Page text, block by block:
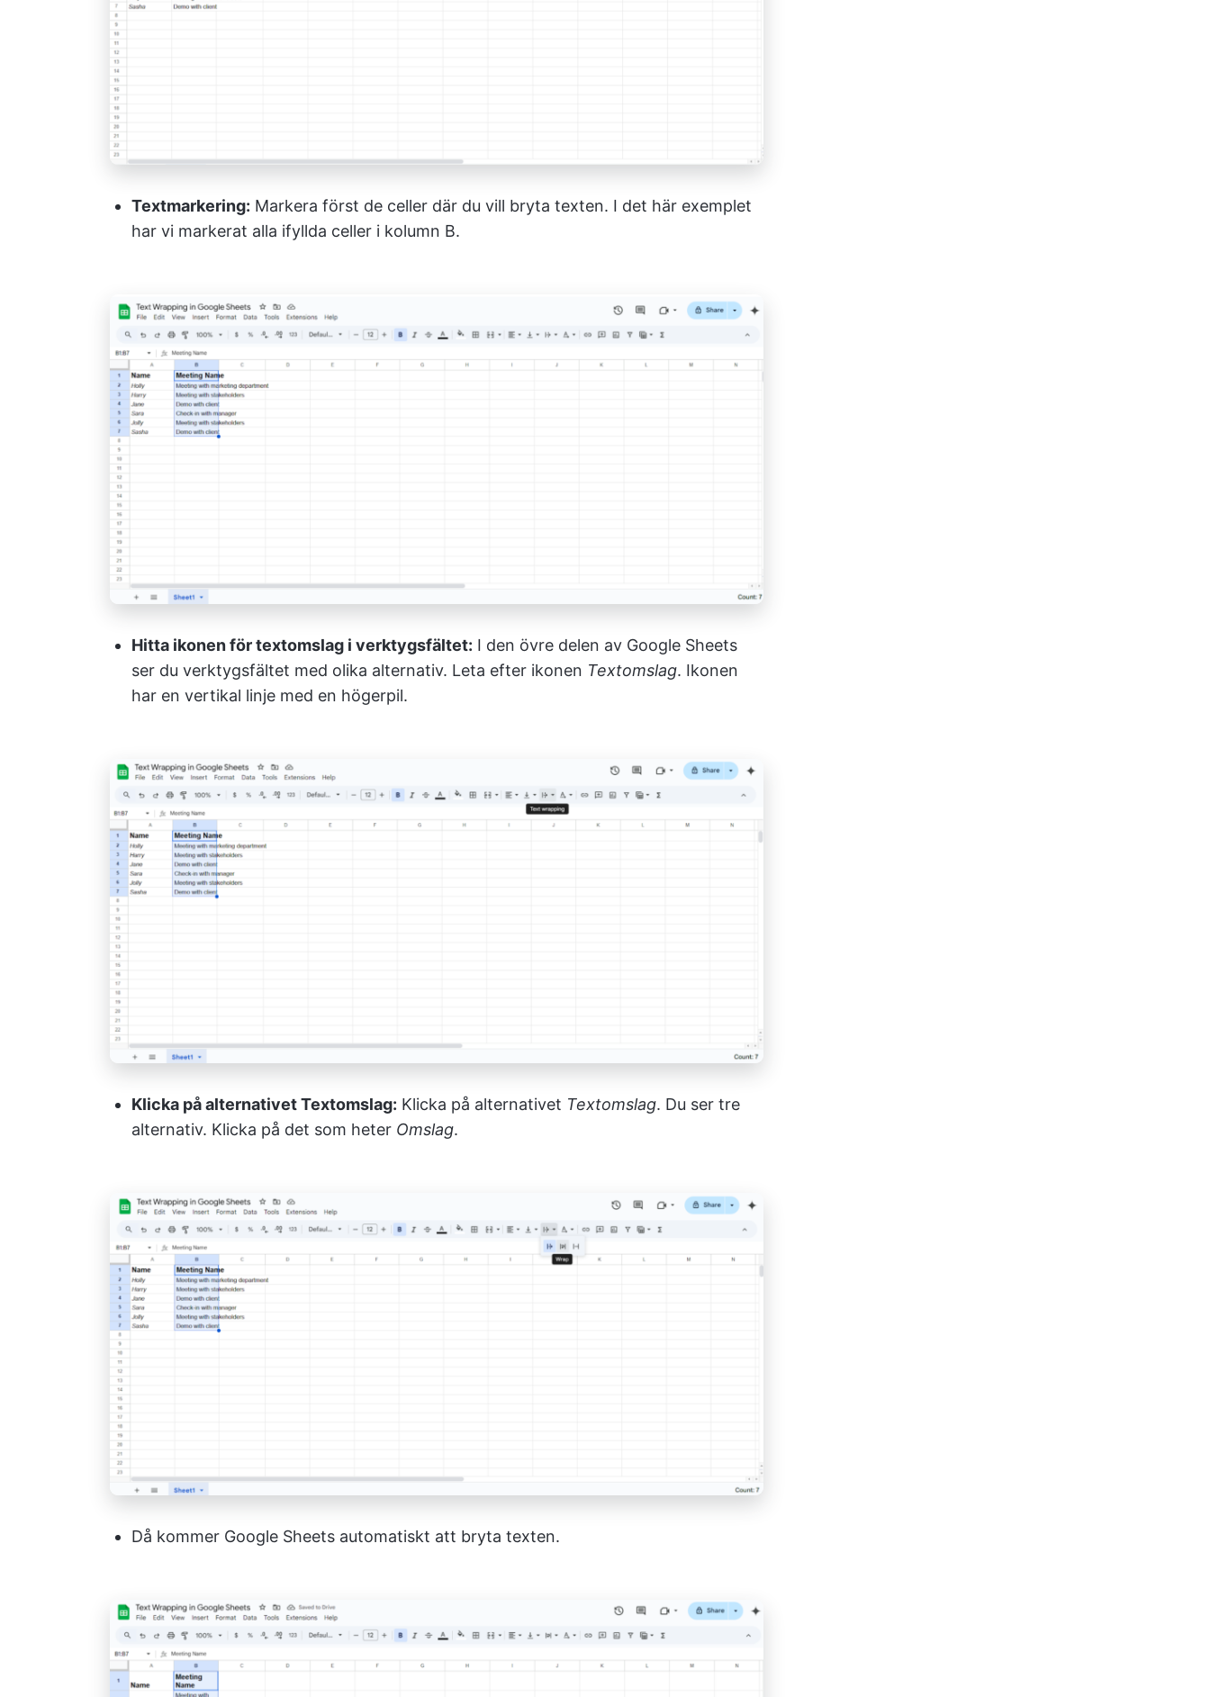
Textmarkering: Markera först de celler där du vill bryta texten. I det här exemplet
har vi markerat alla ifyllda celler i kolumn B.
Hitta ikonen för textomslag i verktygsfältet: I den övre delen av Google Sheets
ser du verktygsfältet med olika alternativ. Leta efter ikonen Textomslag. Ikonen
har en vertikal linje med en högerpil.
Klicka på alternativet Textomslag: Klicka på alternativet Textomslag. Du ser tre
alternativ. Klicka på det som heter Omslag.
Då kommer Google Sheets automatiskt att bryta texten.